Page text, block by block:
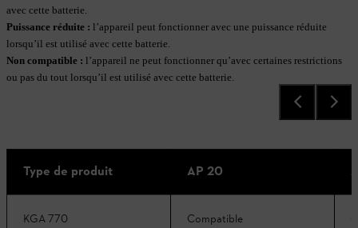
avec cette batterie.
Puissance réduite : l’appareil peut fonctionner avec une puissance réduite
lorsqu’il est utilisé avec cette batterie.
Non compatible : l’appareil ne peut fonctionner qu’avec certaines restrictions
ou pas du tout lorsqu’il est utilisé avec cette batterie.
Type de produit AP 20
KGA 770 Compatible